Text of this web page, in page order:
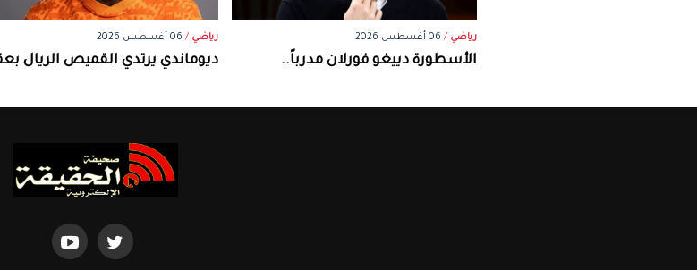
رياضي / 06 أغسطس 2026
الأسطورة دييغو فورلان مدرباً..
رياضي / 06 أغسطس 2026
ديوماندي يرتدي القميص الريال